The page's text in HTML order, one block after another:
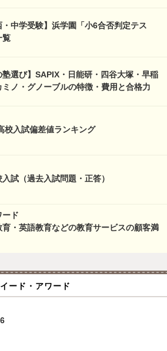
中学受験】浜学園「小6合否判定テス
覧
塾選び】SAPIX・日能研・四谷大塚・早稲
ミノ・グノーブルの特徴・費用と合格力
校入試偏差値ランキング
試（過去入試問題・正答）
ード
育・英語教育などの教育サービスの顧客満
イード・アワード